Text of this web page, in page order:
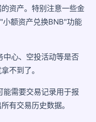
资产。特别注意一些金
额资产兑换BNB"功能
中心、空投活动等是否
不到了。
能需要交易记录用于报
有交易历史数据。